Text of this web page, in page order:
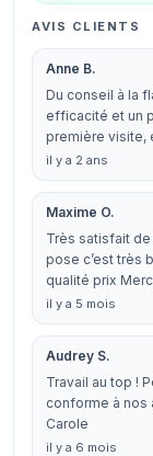
AVIS CLIENTS
Anne B.
Du conseil à la
efficacité et un
première visite,
il y a 2 ans
Maxime O.
Très satisfait de
pose c’est très
qualité prix
il y a 5 mois
Audrey S.
Travail au top !
conforme à nos
Carole
il y a 6 mois